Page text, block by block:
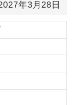
年3月28日
料金がかからない
ただけるコースで
だけるコースで